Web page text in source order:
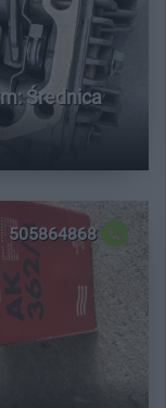
Średnica
505864868